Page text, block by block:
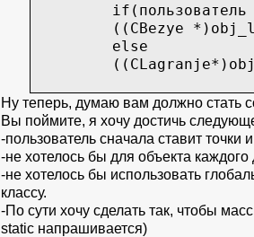
bool
if(пользователь
((CBezye
else
Ну теперь, думаю вам должно стать
Вы поймите, я хочу достичь
-пользователь сначала ставит
-не хотелось бы для объекта
-не хотелось бы использовать
классу.
-По сути хочу сделать так, чтобы
static напрашивается)